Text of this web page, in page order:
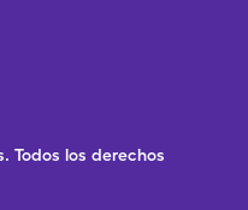
Todos los derechos